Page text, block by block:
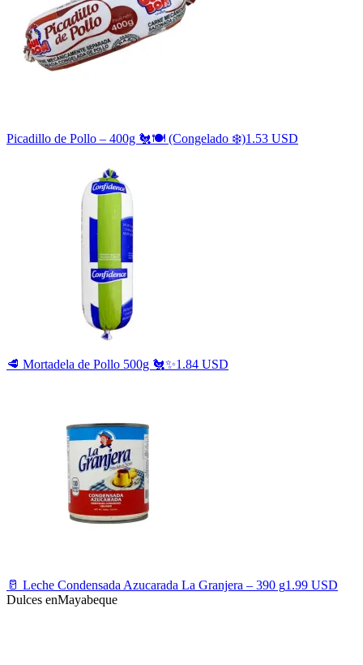
Picadillo de Pollo – 400g 🐔🍽️ (Congelado ❄️)1.53 USD
🥩 Mortadela de Pollo 500g 🐔✨1.84 USD
🥛 Leche Condensada Azucarada La Granjera – 390 g1.99 USD
Dulces enMayabeque